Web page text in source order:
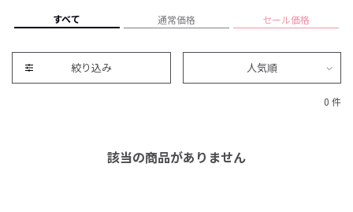
すべて 通常価格 セール価格
絞り込み 人気順
0 件
該当の商品がありません